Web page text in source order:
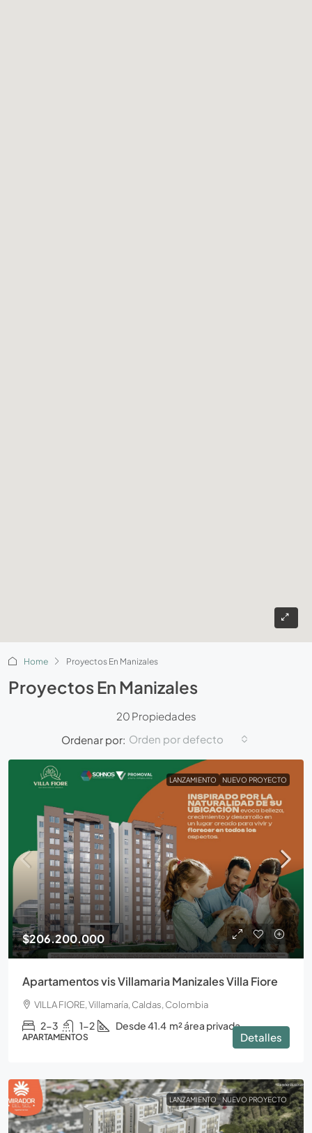
Home Proyectos En Manizales
Proyectos En Manizales
20 Propiedades
Ordenar por: Orden por defecto
LANZAMIENTO NUEVO PROYECTO
$206.200.000
Apartamentos vis Villamaria Manizales Villa Fiore
VILLA FIORE, Villamaría, Caldas, Colombia
2-3 1-2 Desde 41.4 m² área privada
APARTAMENTOS Detalles
LANZAMIENTO NUEVO PROYECTO